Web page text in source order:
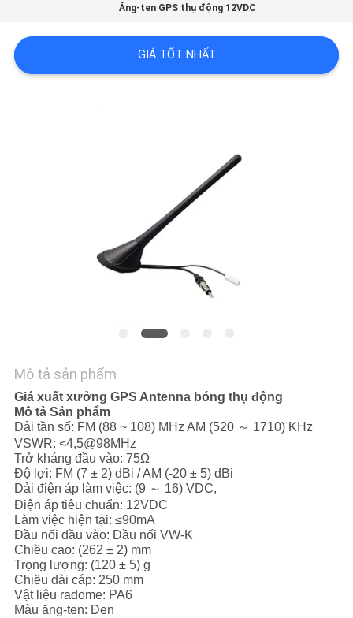
HỆ
CHÚNG
ĐỒ
TRANG
WEB
PRIVACY
POLICY
Ăng-ten GPS thụ động 12VDC
GIÁ TỐT NHẤT
Mô tả sản phẩm
Giá xuất xưởng GPS Antenna bóng thụ động
Mô tả Sản phẩm
Dải tần số: FM (88 ~ 108) MHz AM (520 ～ 1710) KHz
VSWR: <4,5@98MHz
Trở kháng đầu vào: 75Ω
Độ lợi: FM (7 ± 2) dBi / AM (-20 ± 5) dBi
Dải điện áp làm việc: (9 ～ 16) VDC,
Điện áp tiêu chuẩn: 12VDC
Làm việc hiện tại: ≤90mA
Đầu nối đầu vào: Đầu nối VW-K
Chiều cao: (262 ± 2) mm
Trọng lượng: (120 ± 5) g
Chiều dài cáp: 250 mm
Vật liệu radome: PA6
Màu ăng-ten: Đen